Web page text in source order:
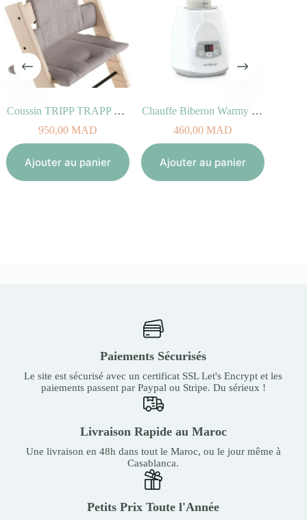
Coussin TRIPP TRAPP Classic Icône gris
950,00MAD
Ajouter au panier
Chauffe Biberon Warmy Digy
460,00MAD
Ajouter au panier
Paiements Sécurisés
Le site est sécurisé avec un certificat SSL Let's Encrypt et les
paiements passent par Paypal ou Stripe. Du sérieux !
Livraison Rapide au Maroc
Une livraison en 48h dans tout le Maroc, ou le jour même à
Casablanca.
Petits Prix Toute l'Année